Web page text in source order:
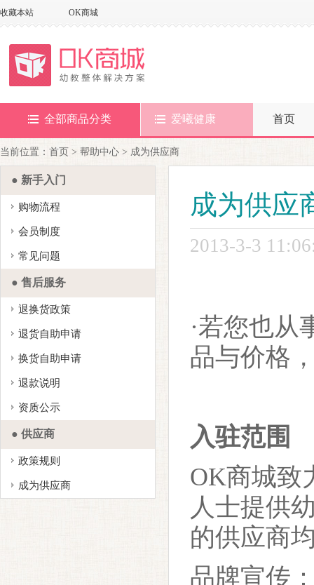
收藏本站 OK商城
全部商品分类 爱曦健康 首页
当前位置：首页 > 帮助中心 > 成为供应商
● 新手入门
购物流程
会员制度
常见问题
● 售后服务
退换货政策
退货自助申请
换货自助申请
退款说明
资质公示
● 供应商
政策规则
成为供应商
成为供应
2013-3-3
·若您也从
品与价格
入驻范围
OK商城致
人士提供
的供应商
品牌宣传